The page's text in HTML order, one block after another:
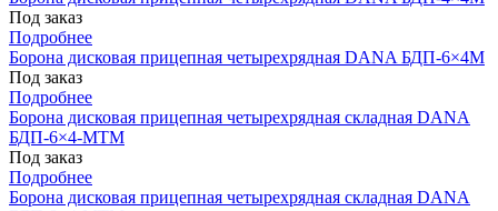
Под заказ
Подробнее
Борона дисковая прицепная четырехрядная DANA БДП-6×4М
Под заказ
Подробнее
Борона дисковая прицепная четырехрядная складная DANA
БДП-6×4-МТМ
Под заказ
Подробнее
Борона дисковая прицепная четырехрядная складная DANA